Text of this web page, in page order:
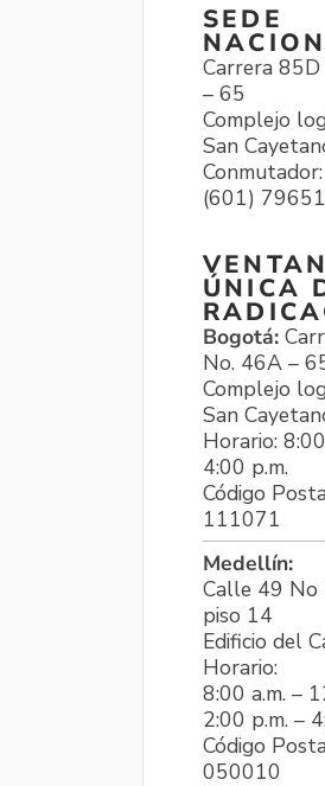
SEDE
Carrera
– 65
Complejo
San
(601)
ÚNICA
Bogotá:
No. 46A –
Complejo
San
Horario:
4:00 p.m.
Código
111071
Medellín:
Calle 49
piso 14
Edificio del
Horario:
8:00 a.m. –
2:00 p.m. –
Código
050010